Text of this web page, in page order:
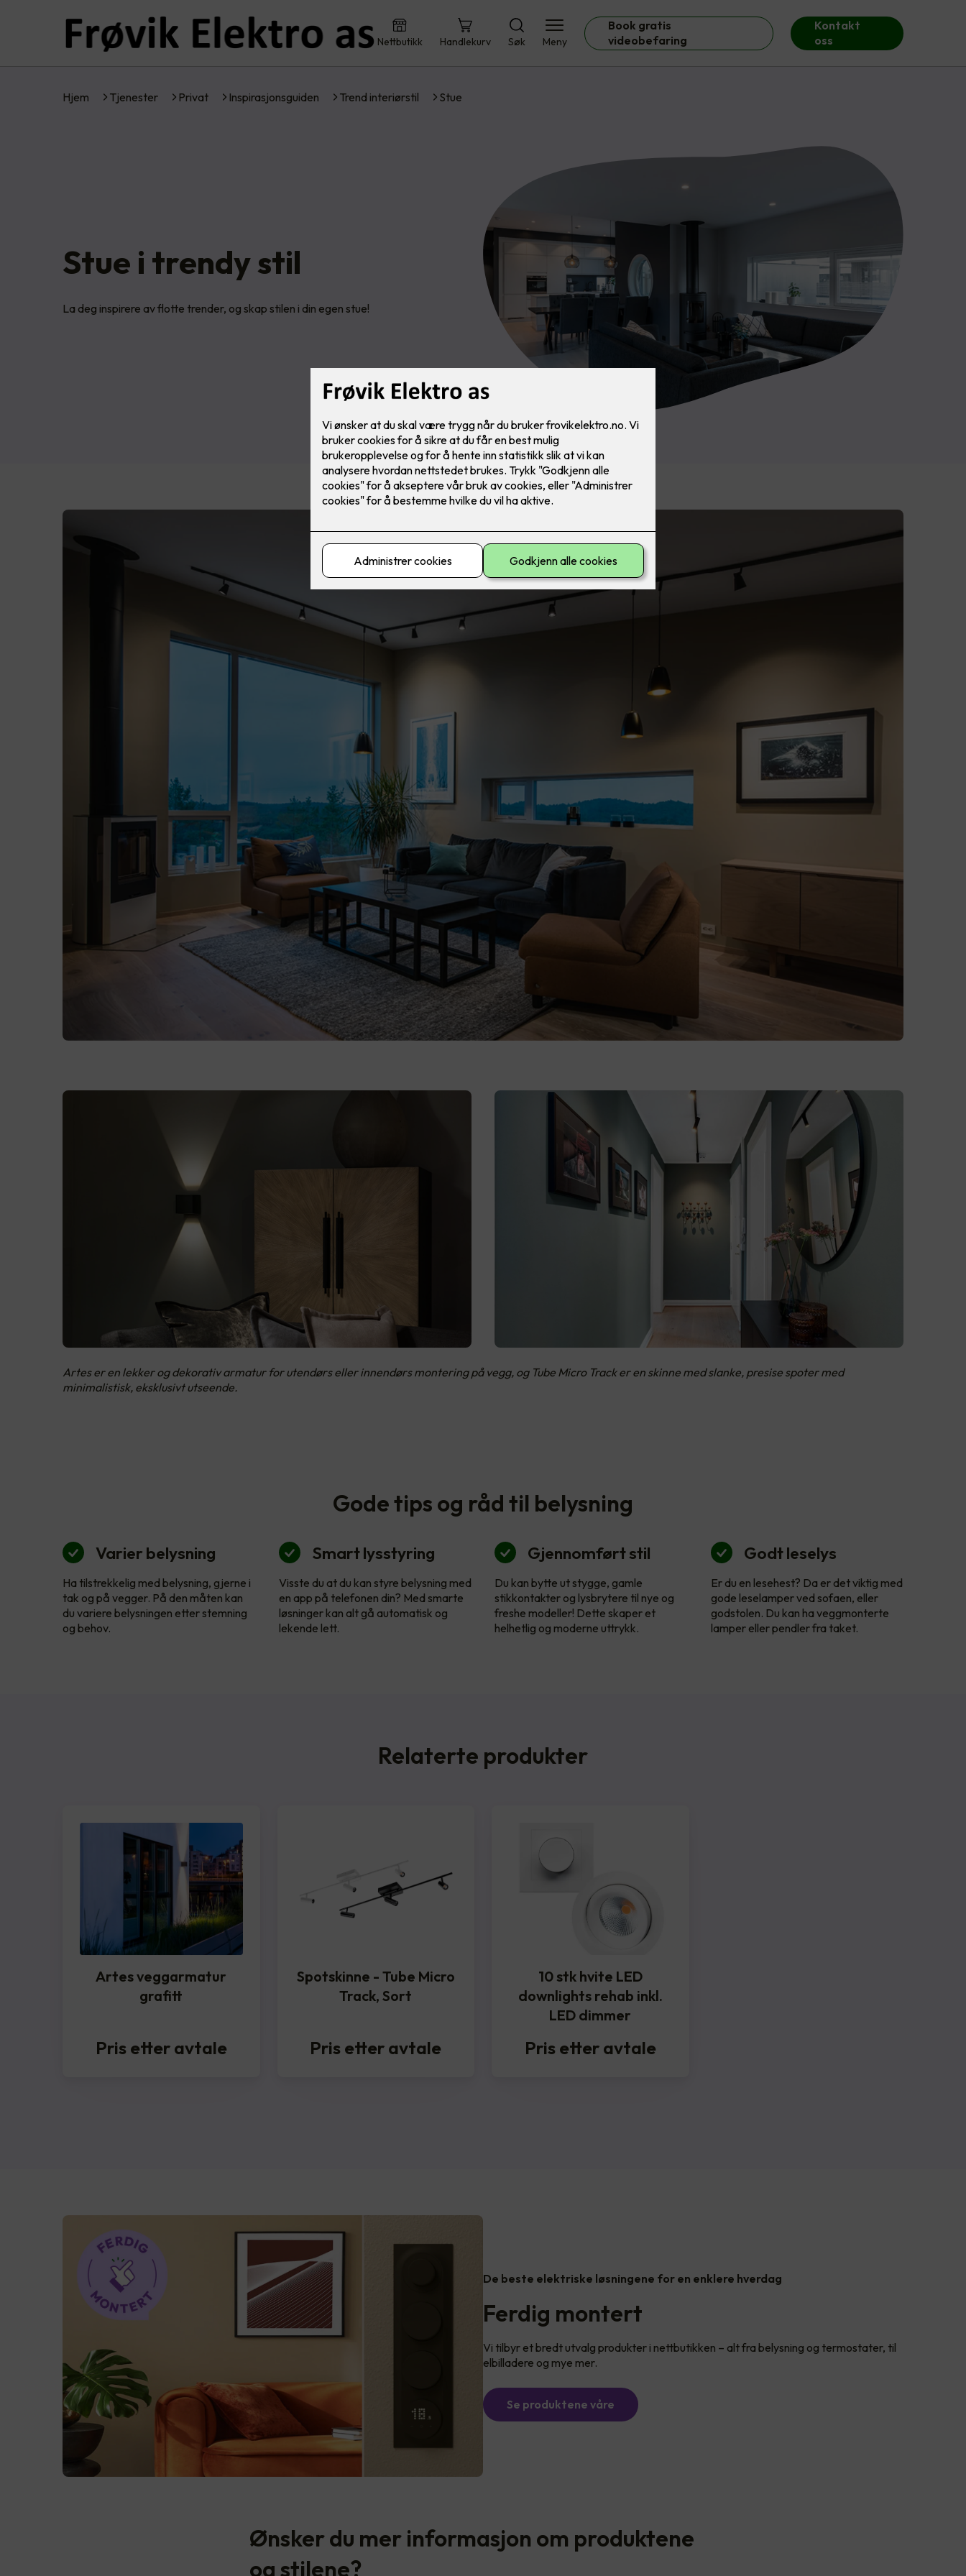
Nettbutikk Handlekurv Søk Meny
Book gratis
videobefaring
Kontakt
oss
Hjem Tjenester Privat Inspirasjonsguiden Trend interiørstil Stue
Stue i trendy stil
La deg inspirere av flotte trender, og skap stilen i din egen stue!
Artes er en lekker og dekorativ armatur for utendørs eller innendørs montering på vegg, og Tube Micro Track er en skinne med slanke, presise spoter med
minimalistisk, eksklusivt utseende.
Gode tips og råd til belysning
Varier belysning
Ha tilstrekkelig med belysning, gjerne i
tak og på vegger. På den måten kan
du variere belysningen etter stemning
og behov.
Smart lysstyring
Visste du at du kan styre belysning med
en app på telefonen din? Med smarte
løsninger kan alt gå automatisk og
lekende lett.
Gjennomført stil
Du kan bytte ut stygge, gamle
stikkontakter og lysbrytere til nye og
freshe modeller! Dette skaper et
helhetlig og moderne uttrykk.
Godt leselys
Er du en lesehest? Da er det viktig med
gode leselamper ved sofaen, eller
godstolen. Du kan ha veggmonterte
lamper eller pendler fra taket.
Relaterte produkter
Artes veggarmatur
grafitt
Pris etter avtale
Spotskinne - Tube Micro
Track, Sort
Pris etter avtale
10 stk hvite LED
downlights rehab inkl.
LED dimmer
Pris etter avtale
De beste elektriske løsningene for en enklere hverdag
Ferdig montert
Vi tilbyr et bredt utvalg produkter i nettbutikken – alt fra belysning og termostater, til
elbilladere og mye mer.
Se produktene våre
Ønsker du mer informasjon om produktene
og stilene?